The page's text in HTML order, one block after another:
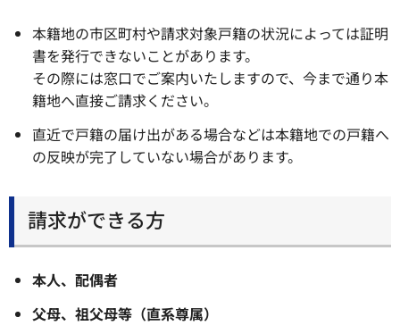
本籍地の市区町村や請求対象戸籍の状況によっては証明
書を発行できないことがあります。
その際には窓口でご案内いたしますので、今まで通り本
籍地へ直接ご請求ください。
直近で戸籍の届け出がある場合などは本籍地での戸籍へ
の反映が完了していない場合があります。
請求ができる方
本人、配偶者
父母、祖父母等（直系尊属）